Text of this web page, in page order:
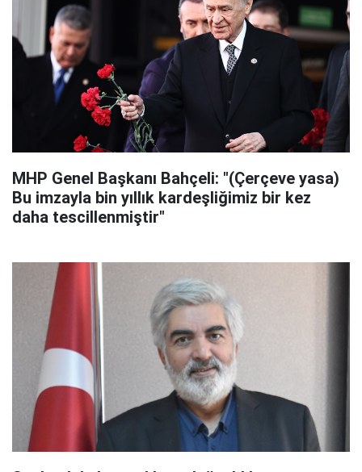
MHP Genel Başkanı Bahçeli: "(Çerçeve yasa)
Bu imzayla bin yıllık kardeşliğimiz bir kez
daha tescillenmiştir"